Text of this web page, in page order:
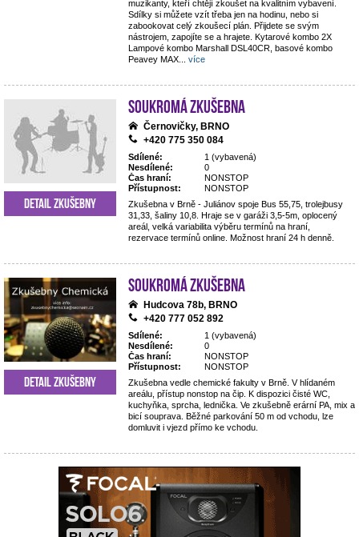
muzikanty, kteří chtějí zkoušet na kvalitním vybavení.
Sdílky si můžete vzít třeba jen na hodinu, nebo si
zabookovat celý zkoušecí plán. Přijdete se svým
nástrojem, zapojíte se a hrajete. Kytarové kombo 2X
Lampové kombo Marshall DSL40CR, basové kombo
Peavey MAX
více
Soukromá zkušebna
Černovičky, BRNO
+420 775 350 084
Sdílené:
1 (vybavená)
Nesdílené:
0
Čas hraní:
NONSTOP
Přístupnost:
NONSTOP
Zkušebna v Brně - Juliánov spoje Bus 55,75, trolejbusy
31,33, šaliny 10,8. Hraje se v garáži 3,5-5m, oplocený
areál, velká variabilita výběru termínů na hraní,
rezervace termínů online. Možnost hraní 24 h denně.
Detail zkušebny
Soukromá zkušebna
Hudcova 78b, BRNO
+420 777 052 892
Sdílené:
1 (vybavená)
Nesdílené:
0
Čas hraní:
NONSTOP
Přístupnost:
NONSTOP
Zkušebna vedle chemické fakulty v Brně. V hlídaném
areálu, přístup nonstop na čip. K dispozici čisté WC,
kuchyňka, sprcha, lednička. Ve zkušebně erární PA, mix a
bicí souprava. Běžné parkování 50 m od vchodu, lze
domluvit i vjezd přímo ke vchodu.
Detail zkušebny